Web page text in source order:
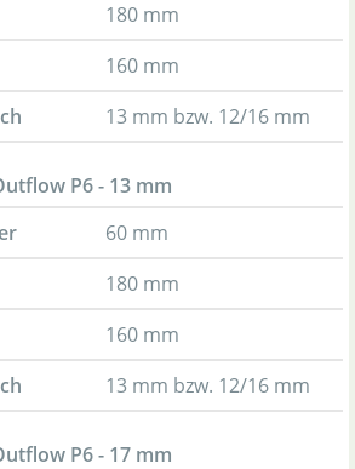
180 mm
160 mm
13 mm bzw. 12/16 mm
P6 - 13 mm
60 mm
180 mm
160 mm
13 mm bzw. 12/16 mm
P6 - 17 mm